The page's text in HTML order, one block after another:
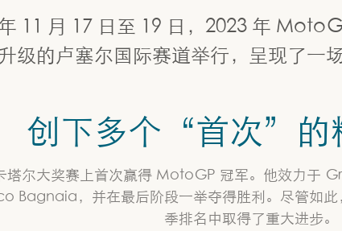
11 月 17 日至 19 日，2023 年
级的卢塞尔国际赛道举行，呈现了一
创下多个“首次”的
尔大奖赛上首次赢得 MotoGP 冠军。他效力于
Bagnaia，并在最后阶段一举夺得胜利。尽管如
季排名中取得了重大进步。